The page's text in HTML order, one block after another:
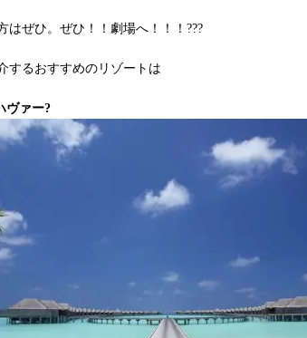
はぜひ。ぜひ！！劇場へ！！！???
するおすすめのリゾートは
ヴァー?